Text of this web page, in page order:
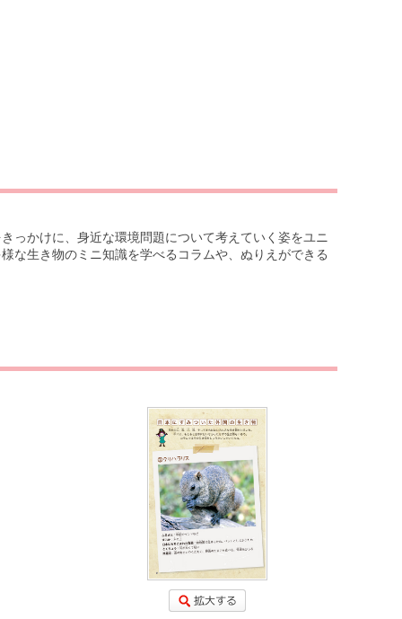
っかけに、身近な環境問題について考えていく姿をユニ
な生き物のミニ知識を学べるコラムや、ぬりえができる